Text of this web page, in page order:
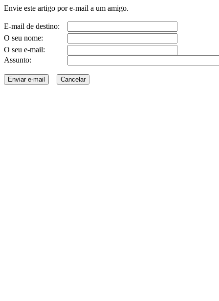
Envie este artigo por e-mail a um amigo.
E-mail de destino:
O seu nome:
O seu e-mail:
Assunto: